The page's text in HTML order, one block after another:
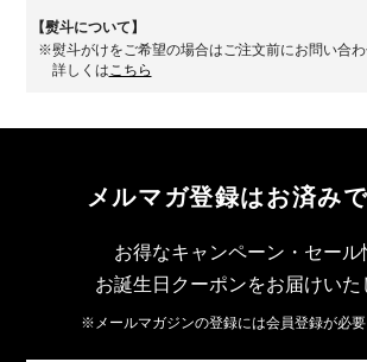
【熨斗について】
熨斗がけをご希望の場合はご注文前にお問い合わ
詳しくは こちら
メルマガ登録はお済み
お得なキャンペーン・セール
お誕生日クーポンをお届けいた
※メールマガジンの登録には会員登録が必要